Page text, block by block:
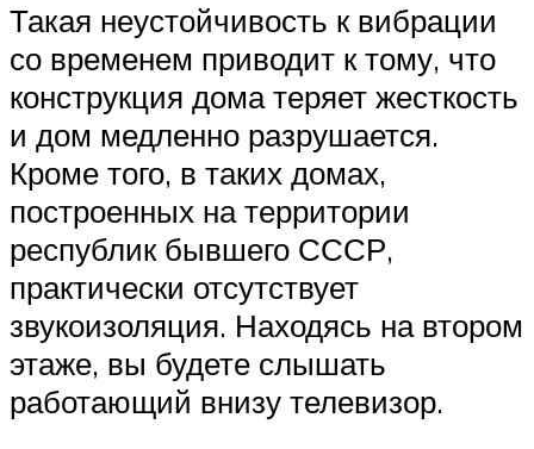
Такая неустойчивость к вибрации
со временем приводит к тому, что
конструкция дома теряет жесткость
и дом медленно разрушается.
Кроме того, в таких домах,
построенных на территории
республик бывшего СССР,
практически отсутствует
звукоизоляция. Находясь на втором
этаже, вы будете слышать
работающий внизу телевизор.